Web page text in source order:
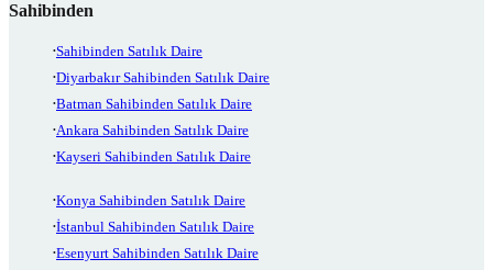
Sahibinden
Sahibinden Satılık Daire
Diyarbakır Sahibinden Satılık Daire
Batman Sahibinden Satılık Daire
Ankara Sahibinden Satılık Daire
Kayseri Sahibinden Satılık Daire
Konya Sahibinden Satılık Daire
İstanbul Sahibinden Satılık Daire
Esenyurt Sahibinden Satılık Daire